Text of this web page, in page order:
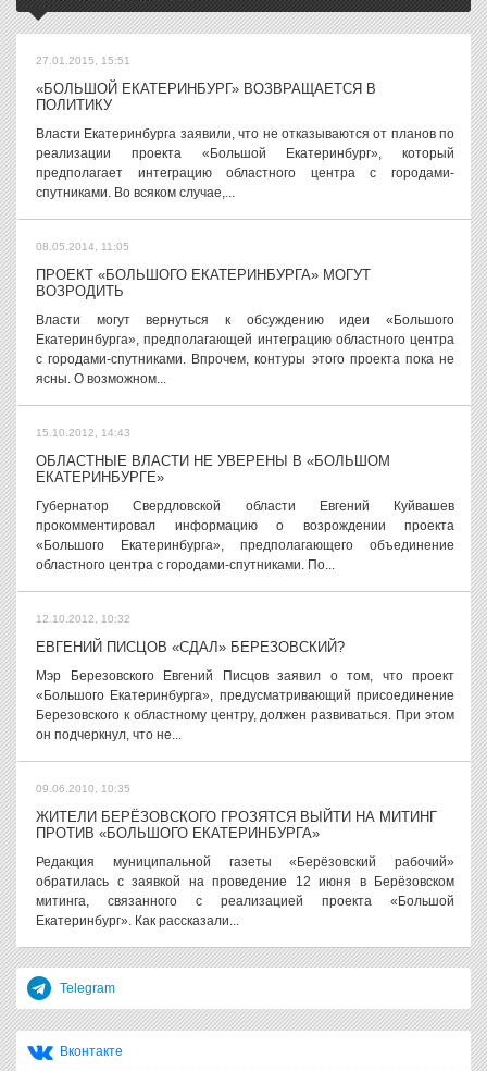
27.01.2015, 15:51
«БОЛЬШОЙ ЕКАТЕРИНБУРГ» ВОЗВРАЩАЕТСЯ В
ПОЛИТИКУ
Власти Екатеринбурга заявили, что не отказываются от планов по
реализации проекта «Большой Екатеринбург», который
предполагает интеграцию областного центра с городами-
спутниками. Во всяком случае,...
08.05.2014, 11:05
ПРОЕКТ «БОЛЬШОГО ЕКАТЕРИНБУРГА» МОГУТ
ВОЗРОДИТЬ
Власти могут вернуться к обсуждению идеи «Большого
Екатеринбурга», предполагающей интеграцию областного центра
с городами-спутниками. Впрочем, контуры этого проекта пока не
ясны. О возможном...
15.10.2012, 14:43
ОБЛАСТНЫЕ ВЛАСТИ НЕ УВЕРЕНЫ В «БОЛЬШОМ
ЕКАТЕРИНБУРГЕ»
Губернатор Свердловской области Евгений Куйвашев
прокомментировал информацию о возрождении проекта
«Большого Екатеринбурга», предполагающего объединение
областного центра с городами-спутниками. По...
12.10.2012, 10:32
ЕВГЕНИЙ ПИСЦОВ «СДАЛ» БЕРЕЗОВСКИЙ?
Мэр Березовского Евгений Писцов заявил о том, что проект
«Большого Екатеринбурга», предусматривающий присоединение
Березовского к областному центру, должен развиваться. При этом
он подчеркнул, что не...
09.06.2010, 10:35
ЖИТЕЛИ БЕРЁЗОВСКОГО ГРОЗЯТСЯ ВЫЙТИ НА МИТИНГ
ПРОТИВ «БОЛЬШОГО ЕКАТЕРИНБУРГА»
Редакция муниципальной газеты «Берёзовский рабочий»
обратилась с заявкой на проведение 12 июня в Берёзовском
митинга, связанного с реализацией проекта «Большой
Екатеринбург». Как рассказали...
Telegram
Вконтакте